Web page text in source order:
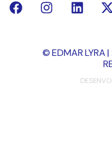
© EDMAR LYRA